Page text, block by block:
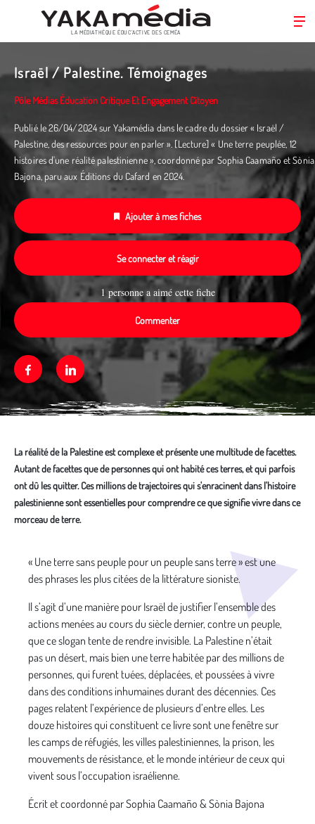
principal
LA MÉDIATHÈQUE ÉDUC’ACTIVE DES CEMÉA
Israël / Palestine. Témoignages
Pôle Médias Éducation Critique Et Engagement Citoyen
Publié le 26/04/2024 sur Yakamédia dans le cadre du dossier « Israël /
Palestine, des ressources pour en parler ». [Lecture] « Une terre peuplée, 12
histoires d'une réalité palestinienne », coordonné par Sophia Caamaño et Sònia
Bajona, paru aux Éditions du Cafard en 2024.
Ajouter à mes fiches
Se connecter et réagir
1 personne a aimé cette fiche
Commenter
FacebookLinkedin
La réalité de la Palestine est complexe et présente une multitude de facettes.
Autant de facettes que de personnes qui ont habité ces terres, et qui parfois
ont dû les quitter. Ces millions de trajectoires qui s'enracinent dans l'histoire
palestinienne sont essentielles pour comprendre ce que signifie vivre dans ce
morceau de terre.
« Une terre sans peuple pour un peuple sans terre » est une
des phrases les plus citées de la littérature sioniste.
Il s’agit d’une manière pour Israël de justifier l’ensemble des
actions menées au cours du siècle dernier, contre un peuple,
que ce slogan tente de rendre invisible. La Palestine n’était
pas un désert, mais bien une terre habitée par des millions de
personnes, qui furent tuées, déplacées, et poussées à vivre
dans des conditions inhumaines durant des décennies. Ces
pages relatent l’expérience de plusieurs d’entre elles. Les
douze histoires qui constituent ce livre sont une fenêtre sur
les camps de réfugiés, les villes palestiniennes, la prison, les
mouvements de résistance, et le monde intérieur de ceux qui
vivent sous l’occupation israélienne.
Écrit et coordonné par Sophia Caamaño & Sònia Bajona